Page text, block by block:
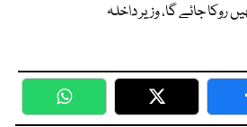
روکا جائے گا، وزیر داخلہ
WhatsApp Twitter